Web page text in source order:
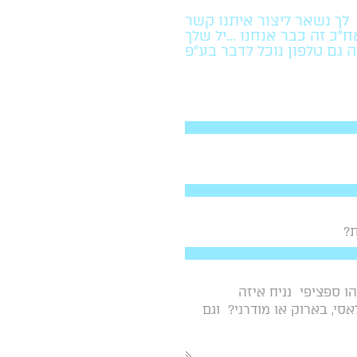
לך נשאר ליצור איתנו קשר
זה כבר אנחנו ...יל שלך
גם טלפון נוכל לדבר בע"פ